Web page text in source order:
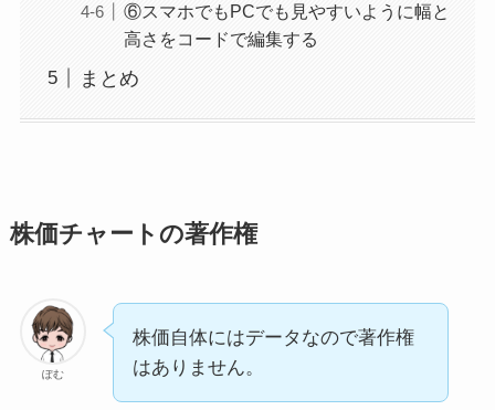
⑥スマホでもPCでも見やすいように幅と
高さをコードで編集する
まとめ
株価チャートの著作権
ぽむ
株価自体にはデータなので著作権
はありません。